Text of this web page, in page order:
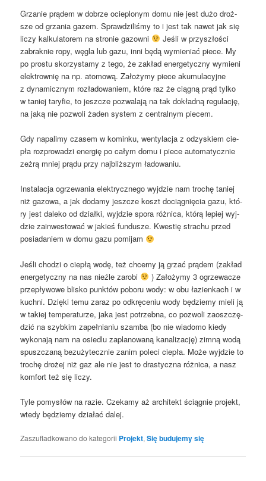
Grza­nie prą­dem w dobrze ocie­plo­nym domu nie jest dużo droż­
sze od grza­nia gazem. Spraw­dzi­li­śmy to i jest tak nawet jak się
liczy kal­ku­la­to­rem na stro­nie gazow­ni
Jeśli w przy­szło­ści
zabrak­nie ropy, węgla lub gazu, inni będą wymie­niać pie­ce. My
po pro­stu sko­rzy­sta­my z tego, że zakład ener­ge­tycz­ny wymie­ni
elek­trow­nię na np. ato­mo­wą. Zało­ży­my pie­ce aku­mu­la­cyj­ne
z dyna­micz­nym roz­ła­do­wa­niem, któ­re raz że cią­gną prąd tyl­ko
w taniej tary­fie, to jesz­cze pozwa­la­ją na tak dokład­ną regu­la­cję,
na jaką nie pozwo­li żaden sys­tem z cen­tral­nym piecem.
Gdy napa­li­my cza­sem w komin­ku, wen­ty­la­cja z odzy­skiem cie­
pła roz­pro­wa­dzi ener­gię po całym domu i pie­ce auto­ma­tycz­nie
zeżrą mniej prą­du przy naj­bliż­szym ładowaniu.
Insta­la­cja ogrze­wa­nia elek­trycz­ne­go wyj­dzie nam tro­chę taniej
niż gazo­wa, a jak doda­my jesz­cze koszt docią­gnię­cia gazu, któ­
ry jest dale­ko od dział­ki, wyj­dzie spo­ra róż­ni­ca, któ­rą lepiej wyj­
dzie zain­we­sto­wać w jakieś fun­du­sze. Kwe­stię stra­chu przed
posia­da­niem w domu gazu pomijam
Jeśli cho­dzi o cie­płą wodę, też chce­my ją grzać prą­dem (zakład
ener­ge­tycz­ny na nas nie­źle zaro­bi
) Zało­ży­my 3 ogrze­wa­cze
prze­pły­wo­we bli­sko punk­tów pobo­ru wody: w obu łazien­kach i w
kuch­ni. Dzię­ki temu zaraz po odkrę­ce­niu wody będzie­my mie­li ją
w takiej tem­pe­ra­tu­rze, jaka jest potrzeb­na, co pozwo­li zaosz­czę­
dzić na szyb­kim zapeł­nia­niu szam­ba (bo nie wia­do­mo kie­dy
wyko­na­ją nam na osie­dlu zapla­no­wa­ną kana­li­za­cję) zim­ną wodą
spusz­cza­ną bez­u­ży­tecz­nie zanim pole­ci cie­pła. Może wyj­dzie to
tro­chę dro­żej niż gaz ale nie jest to dra­stycz­na róż­ni­ca, a nasz
kom­fort też się liczy.
Tyle pomy­słów na razie. Cze­ka­my aż archi­tekt ścią­gnie pro­jekt,
wte­dy będzie­my dzia­łać dalej.
Zaszufladkowano do kategorii Projekt,Się budujemy się